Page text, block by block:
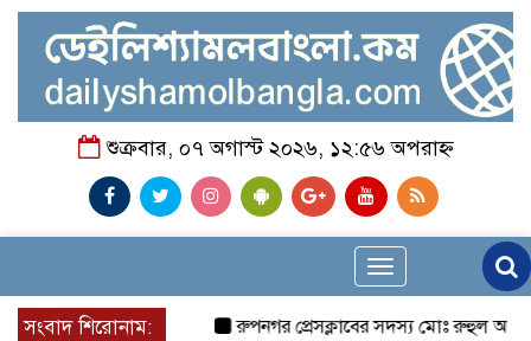
শুক্রবার, ০৭ অগাস্ট ২০২৬, ১২:৫৬ অপরাহ্ন
Toggle
navigation
সংবাদ শিরোনাম:
রুপনগর প্রেসক্লাবের সদস্য মোঃ রুহুল আমিন এর